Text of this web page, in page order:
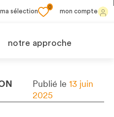
ma sélection
0
mon compte
notre approche
Publié le13 juin
2025